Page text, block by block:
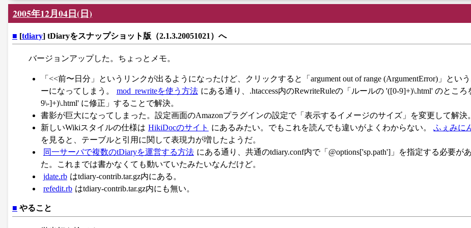
2005年12月04日(日)
■ [tdiary] tDiaryをスナップショット版（2.1.3.20051021）へ
バージョンアップした。ちょっとメモ。
「<<前〜日分」というリンクが出るようになったけど、クリックすると「argument out of range (ArgumentError)」とい
ーになってしまう。
mod_rewriteを使う方法 にある通り、.htaccess内のRewriteRuleの「ルールの '([0-9]+)\.html' のところ
9\-]+)\.html' に修正」することで解決。
書影が巨大になってしまった。設定画面のAmazonプラグインの設定で「表示するイメージのサイズ」を変更して解決。
新しいWikiスタイルの仕様は HikiDocのサイト にあるみたい。でもこれを読んでも違いがよくわからない。
ふぇみに
を見ると、テーブルと引用に関して表現力が増したようだ。
同一サーバで複数のtDiaryを運営する方法 にある通り、共通のtdiary.conf内で「@options['sp.path']」を指定する必要が
た。これまでは書かなくても動いていたみたいなんだけど。
jdate.rb はtdiary-contrib.tar.gz内にある。
refedit.rb はtdiary-contrib.tar.gz内にも無い。
■ やること